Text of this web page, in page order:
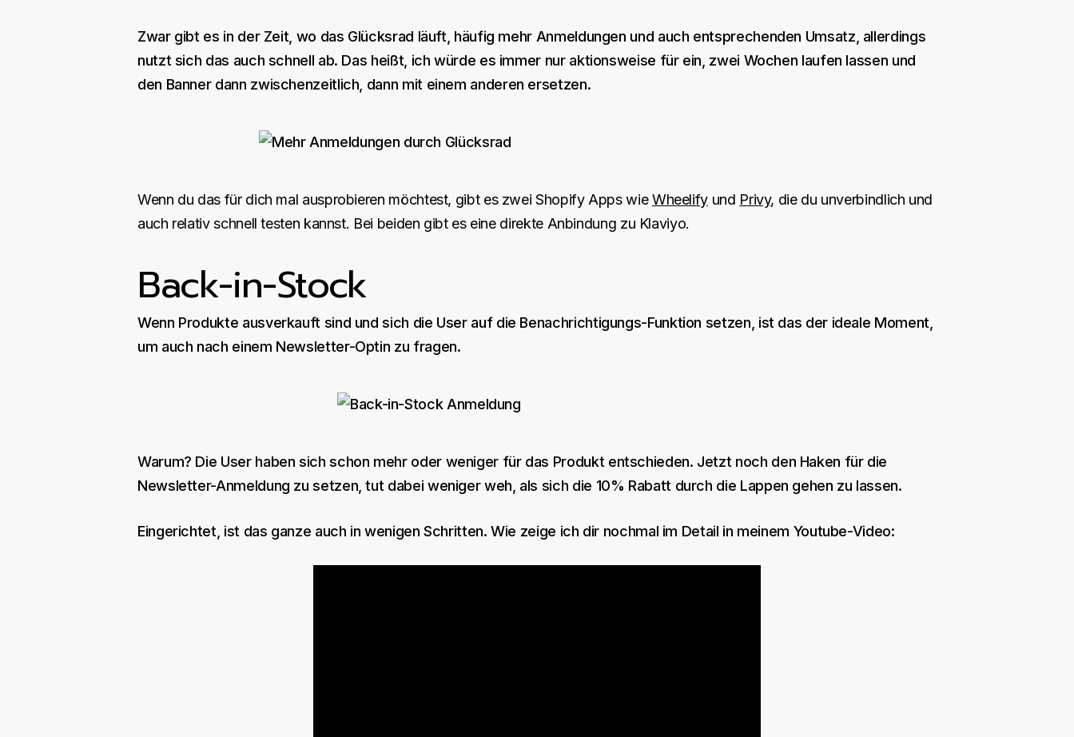
Zwar gibt es in der Zeit, wo das Glücksrad läuft, häufig mehr Anmeldungen und auch entsprechenden Umsatz, allerdings
nutzt sich das auch schnell ab. Das heißt, ich würde es immer nur aktionsweise für ein, zwei Wochen laufen lassen und
den Banner dann zwischenzeitlich, dann mit einem anderen ersetzen.
Wenn du das für dich mal ausprobieren möchtest, gibt es zwei Shopify Apps wieWheelify und Privy, die du unverbindlich und
auch relativ schnell testen kannst. Bei beiden gibt es eine direkte Anbindung zu Klaviyo.
Back-in-Stock
Wenn Produkte ausverkauft sind und sich die User auf die Benachrichtigungs-Funktion setzen, ist das der ideale Moment,
um auch nach einem Newsletter-Optin zu fragen.
Warum? Die User haben sich schon mehr oder weniger für das Produkt entschieden. Jetzt noch den Haken für die
Newsletter-Anmeldung zu setzen, tut dabei weniger weh, als sich die 10% Rabatt durch die Lappen gehen zu lassen.
Eingerichtet, ist das ganze auch in wenigen Schritten. Wie zeige ich dir nochmal im Detail in meinem Youtube-Video: